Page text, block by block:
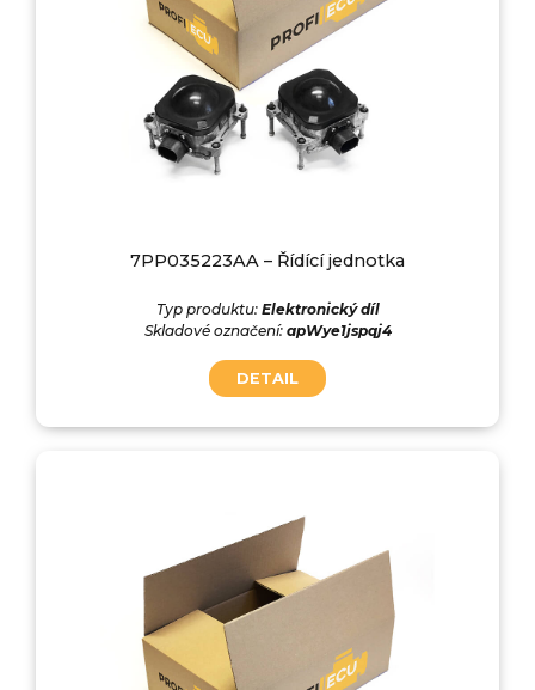
7PP035223AA – Řídící jednotka
Typ produktu: Elektronický díl
Skladové označení: apWye1jspqj4
DETAIL